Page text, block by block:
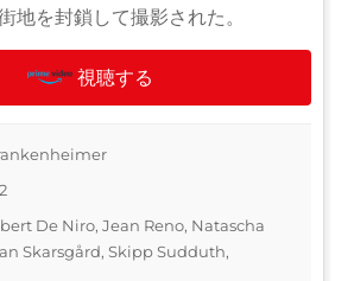
地を封鎖して撮影された。
視聴する
De Niro, Jean Reno, Natascha
Skarsgård, Skipp Sudduth,